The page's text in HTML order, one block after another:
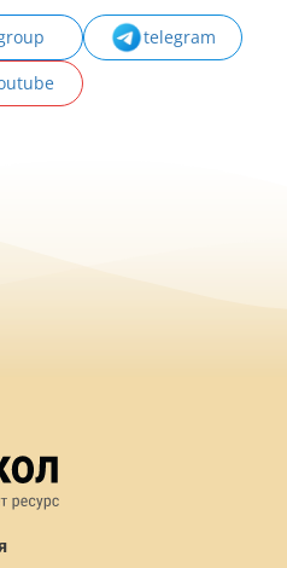
telegram